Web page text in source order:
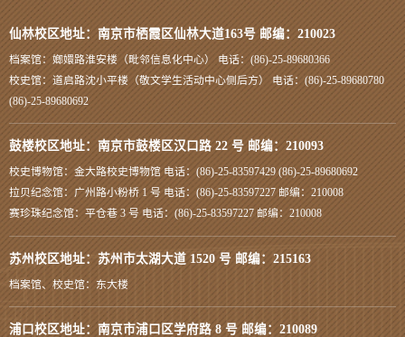
仙林校区地址：南京市栖霞区仙林大道163号 邮编：210023
档案馆：嫏嬛路淮安楼（毗邻信息化中心） 电话：(86)-25-89680366
校史馆：道启路沈小平楼（敬文学生活动中心侧后方） 电话：(86)-25-89680780
(86)-25-89680692
鼓楼校区地址：南京市鼓楼区汉口路 22 号 邮编：210093
校史博物馆：金大路校史博物馆 电话：(86)-25-83597429 (86)-25-89680692
拉贝纪念馆：广州路小粉桥 1 号 电话：(86)-25-83597227 邮编：210008
赛珍珠纪念馆：平仓巷 3 号 电话：(86)-25-83597227 邮编：210008
苏州校区地址：苏州市太湖大道 1520 号 邮编：215163
档案馆、校史馆：东大楼
浦口校区地址：南京市浦口区学府路 8 号 邮编：210089